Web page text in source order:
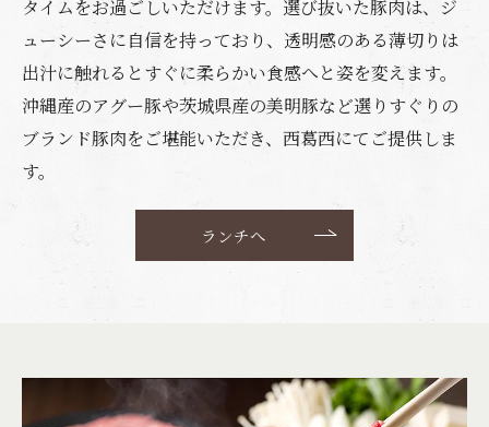
タイムをお過ごしいただけます。選び抜いた豚肉は、ジ
ューシーさに自信を持っており、透明感のある薄切りは
出汁に触れるとすぐに柔らかい食感へと姿を変えます。
沖縄産のアグー豚や茨城県産の美明豚など選りすぐりの
ブランド豚肉をご堪能いただき、西葛西にてご提供しま
す。
ランチへ